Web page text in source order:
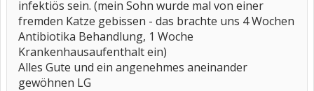
infektiös sein. (mein Sohn wurde mal von einer
fremden Katze gebissen - das brachte uns 4 Wochen
Antibiotika Behandlung, 1 Woche
Krankenhausaufenthalt ein)
Alles Gute und ein angenehmes aneinander
gewöhnen LG